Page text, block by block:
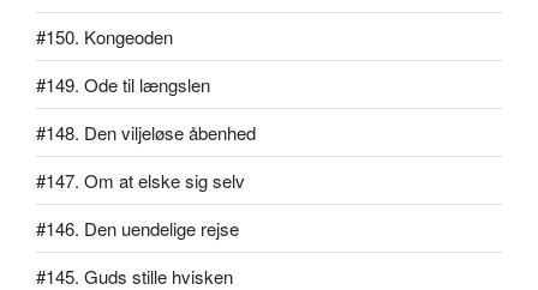
#150. Kongeoden
#149. Ode til længslen
#148. Den viljeløse åbenhed
#147. Om at elske sig selv
#146. Den uendelige rejse
#145. Guds stille hvisken